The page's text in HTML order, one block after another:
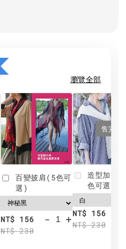
瀏覽全部
百變披肩(5色可
選)
NT$ 156
NT$ 230
- +
售完
造型加分
色可選)
NT$ 156
NT$ 230